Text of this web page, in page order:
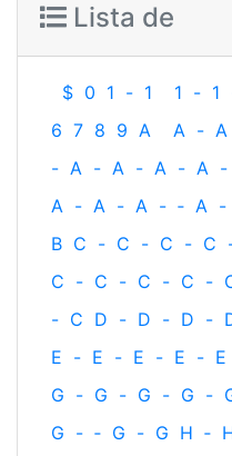
Lista de
$ 0 1 - 1 1 - 1
6 7 8 9 A A - A
- A - A - A - A -
A - A - A - ‐ A -
B C - C - C - C
C - C - C - C -
- C D - D - D -
E - E - E - E - E
G - G - G - G -
G - ‐ G - G H ‐